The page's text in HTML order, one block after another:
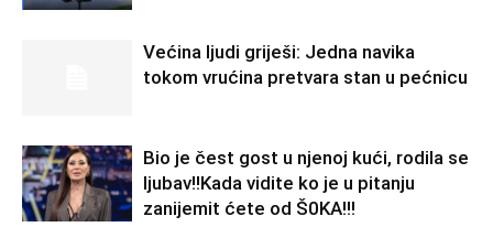
Većina ljudi griješi: Jedna navika
tokom vrućina pretvara stan u pećnicu
Bio je čest gost u njenoj kući, rodila se
ljubav!!Kada vidite ko je u pitanju
zanijemit ćete od Š0KA!!!